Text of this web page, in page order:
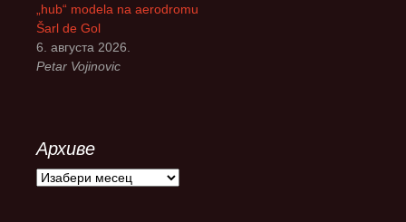
„hub“ modela na aerodromu
Šarl de Gol
6. августа 2026.
Petar Vojinovic
Архиве
А